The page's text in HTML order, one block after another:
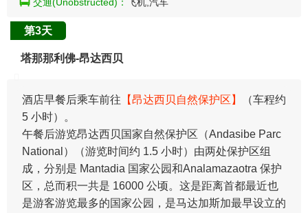
第3天
塔那那利佛-昂达西贝
酒店早餐后乘车前往 【昂达西贝自然保护区】
（车程约
5 小时）。
午餐后游览昂达西贝国家自然保护区（Andasibe Parc
National）（游览时间约 1.5 小时）由两处保护区组
成，分别是 Mantadia 国家公园和Analamazaotra 保护
区，总而积一共是 16000 公顷。这是距离首都最近也
是游客游览最多的国家公园，是马达加斯加最早设立的